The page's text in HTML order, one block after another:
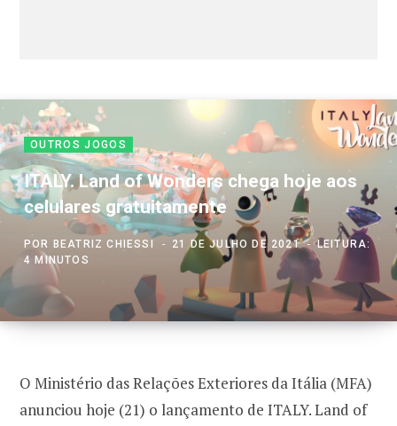
OUTROS JOGOS
ITALY. Land of Wonders chega hoje aos
celulares gratuitamente
POR BEATRIZ CHIESSI 21 DE JULHO DE 2021
LEITURA:
4 MINUTOS
O Ministério das Relações Exteriores da Itália (MFA)
anunciou hoje (21) o lançamento de ITALY. Land of